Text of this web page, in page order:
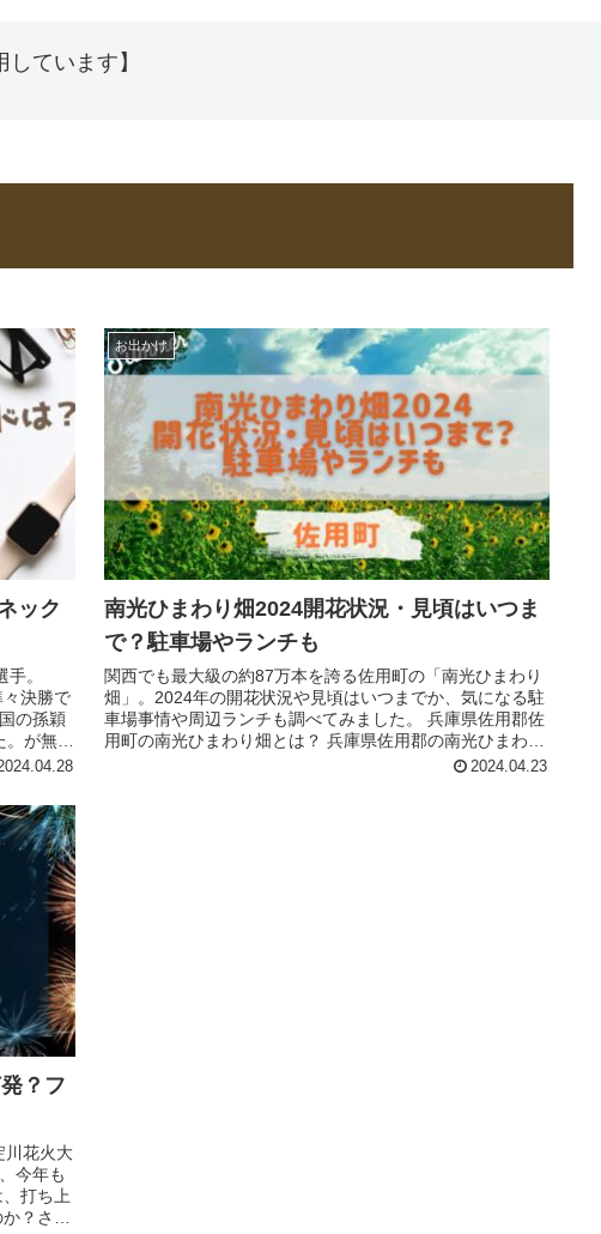
ています】
ック
。
決勝で
の孫穎
が無事
お出かけ
南光ひまわり畑2024開花状況・見頃はいつま
で？駐車場やランチも
関西でも最大級の約87万本を誇る佐用町の「南光ひまわり
畑」。2024年の開花状況や見頃はいつまでか、気になる駐
車場事情や周辺ランチも調べてみました。 兵庫県佐用郡佐
用町の南光ひまわり畑とは？ 兵庫県佐用郡の南光ひまわり
2024.04.23
？フ
川花火大
今年も
打ち上
？さら